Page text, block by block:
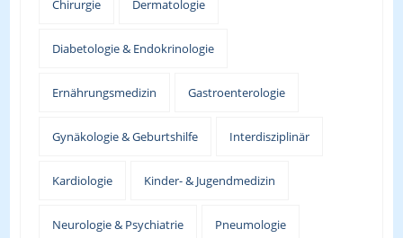
Chirurgie Dermatologie
Diabetologie & Endokrinologie
Ernährungsmedizin Gastroenterologie
Gynäkologie & Geburtshilfe Interdisziplinär
Kardiologie Kinder- & Jugendmedizin
Neurologie & Psychiatrie Pneumologie